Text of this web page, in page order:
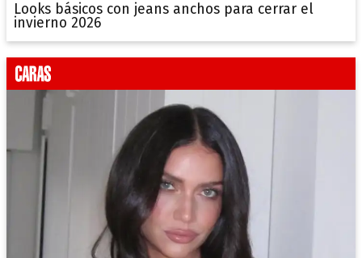
Looks básicos con jeans anchos para cerrar el
invierno 2026